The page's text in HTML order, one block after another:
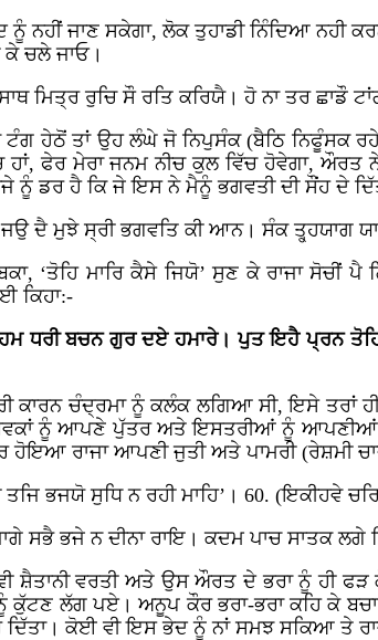
ਨਹੀਂ ਜਾਣ ਸਕੇਗਾ, ਲੋਕ ਤੁਹਾਡੀ ਨਿੰਦਿਆ ਨਹੀ
ਚਲੇ ਜਾਓ।
ਮਿਤ੍ਰ ਰੁਚਿ ਸੌ ਰਤਿ ਕਰਿਯੈ। ਹੋ ਨਾ ਤਰ ਛਾਡੌ
ਟੰਗ ਹੇਠੋਂ ਤਾਂ ਉਹ ਲੰਘੇ ਜੋ ਨਿਪੁਸੰਕ (ਬੈਠਿ ਨਿਫੂੰਸਕ
ਹਾਂ, ਫੇਰ ਮੇਰਾ ਜਨਮ ਨੀਚ ਕੁਲ ਵਿੱਚ ਹੋਵੇਗਾ, ਔਰਤ
ਨੂੰ ਡਰ ਹੈ ਕਿ ਜੇ ਇਸ ਨੇ ਮੈਨੂੰ ਭਗਵਤੀ ਦੀ ਸੌਂਹ ਦੇ
ਦੈ ਮੁਝੇ ਸ੍ਰੀ ਭਗਵਤਿ ਕੀ ਆਨ। ਸੰਕ ਤ੍ਹ੍ਹਯਾਗ
‘ਤੋਹਿ ਮਾਰਿ ਕੈਸੇ ਜਿਯੋ’ ਸੁਣ ਕੇ ਰਾਜਾ ਸੋਚੀਂ
ਕਿਹਾ:-
ਧਰੀ ਬਚਨ ਗੁਰ ਦਏ ਹਮਾਰੇ। ਪੁਤ ਇਹੈ ਪ੍ਰਨ
ਕਾਰਨ ਚੰਦ੍ਰਮਾ ਨੂੰ ਕਲੰਕ ਲਗਿਆ ਸੀ, ਇਸੇ ਤਰਾਂ
ਨੂੰ ਆਪਣੇ ਪੁੱਤਰ ਅਤੇ ਇਸਤਰੀਆਂ ਨੂੰ ਆਪਣੀਆਂ
ਹੋਇਆ ਰਾਜਾ ਆਪਣੀ ਜੁਤੀ ਅਤੇ ਪਾਮਰੀ (ਰੇਸ਼ਮੀ
ਤਜਿ ਭਜਯੋ ਸੁਧਿ ਨ ਰਹੀ ਮਾਹਿ’। 60.
ਸਭੈ ਭਜੇ ਨ ਦੀਨਾ ਰਾਇ। ਕਦਮ ਪਾਚ ਸਾਤਕ ਲਗੇ
ਸ਼ੈਤਾਨੀ ਵਰਤੀ ਅਤੇ ਉਸ ਔਰਤ ਦੇ ਭਰਾ ਨੂੰ ਹੀ
ਕੁੱਟਣ ਲੱਗ ਪਏ। ਅਨੂਪ ਕੌਰ ਭਰਾ-ਭਰਾ ਕਹਿ ਕੇ
ਦਿੱਤਾ। ਕੋਈ ਵੀ ਇਸ ਭੇਦ ਨੂੰ ਨਾਂ ਸਮਝ ਸਕਿਆ ਤੇ